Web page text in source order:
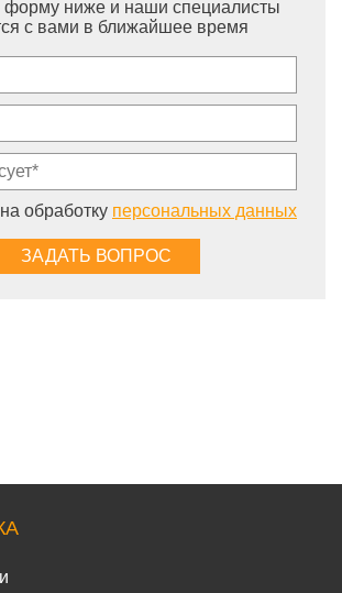
форму ниже и наши специалисты
с вами в ближайшее время
обработку персональных данных